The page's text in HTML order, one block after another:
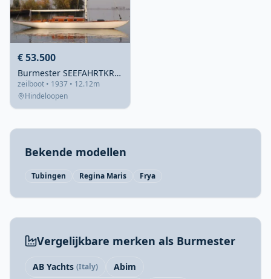
€ 53.500
Burmester SEEFAHRTKREUZER 50M2 WINDFALL
zeilboot • 1937 • 12.12m
Hindeloopen
Bekende modellen
Tubingen Regina Maris Frya
Vergelijkbare merken als Burmester
AB Yachts (Italy) Abim